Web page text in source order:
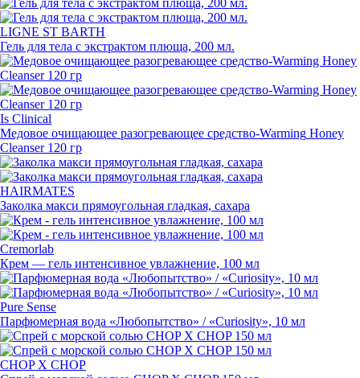
LIGNE ST BARTH
Гель для тела с экстрактом плюща, 200 мл.
Is Clinical
Медовое очищающее разогревающее средство-Warming Honey
Cleanser 120 гр
HAIRMATES
Заколка макси прямоугольная гладкая, сахара
Cremorlab
Крем — гель интенсивное увлажнение, 100 мл
Pure Sense
Парфюмерная вода «Любопытство» / «Curiosity», 10 мл
CHOP X CHOP